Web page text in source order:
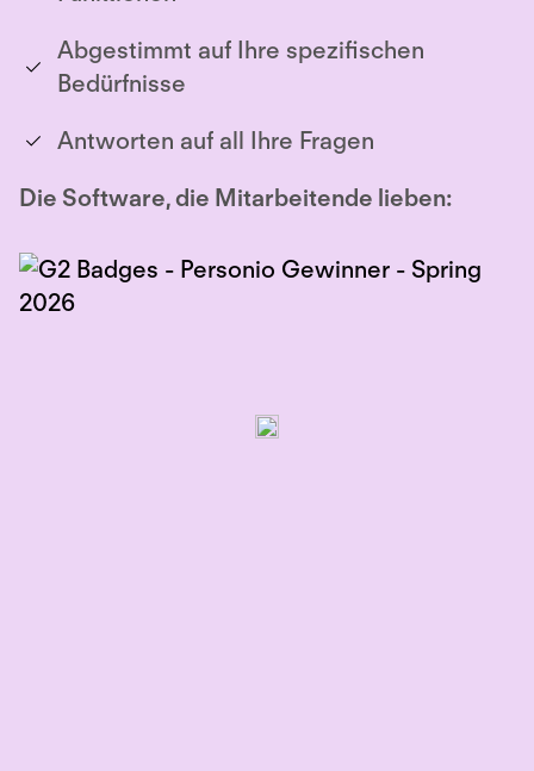
Abgestimmt auf Ihre spezifischen
Bedürfnisse
Antworten auf all Ihre Fragen
Die Software, die Mitarbeitende lieben: